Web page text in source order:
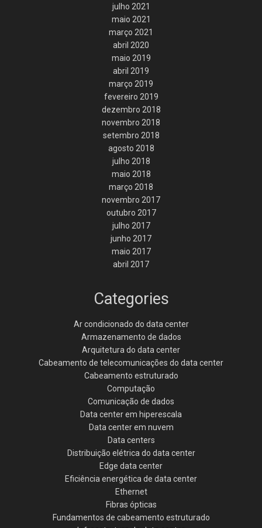
julho 2021
maio 2021
março 2021
abril 2020
maio 2019
abril 2019
março 2019
fevereiro 2019
dezembro 2018
novembro 2018
setembro 2018
agosto 2018
julho 2018
maio 2018
março 2018
novembro 2017
outubro 2017
julho 2017
junho 2017
maio 2017
abril 2017
Categories
Ar condicionado do data center
Armazenamento de dados
Arquitetura do data center
Cabeamento de telecomunicações do data center
Cabeamento estruturado
Computação
Comunicação de dados
Data center em hiperescala
Data center em nuvem
Data centers
Distribuição elétrica do data center
Edge data center
Eficiência energética de data center
Ethernet
Fibras ópticas
Fundamentos de cabeamento estruturado